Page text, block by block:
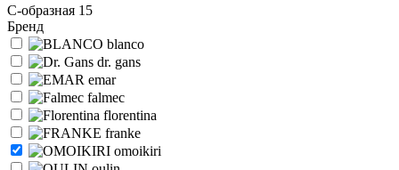
С-образная 15
Бренд
blanco
dr. gans
emar
falmec
florentina
franke
omoikiri